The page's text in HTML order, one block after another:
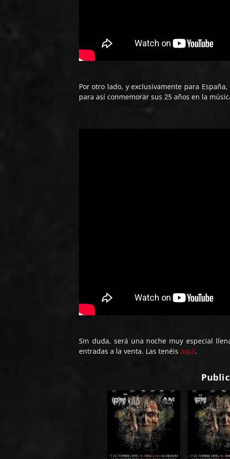
Por otro lado, y exclusivamente para España,
para así conmemorar sus 25 años en la
Sin duda, será una noche muy especial
entradas a la venta. Las tenéis aquí.